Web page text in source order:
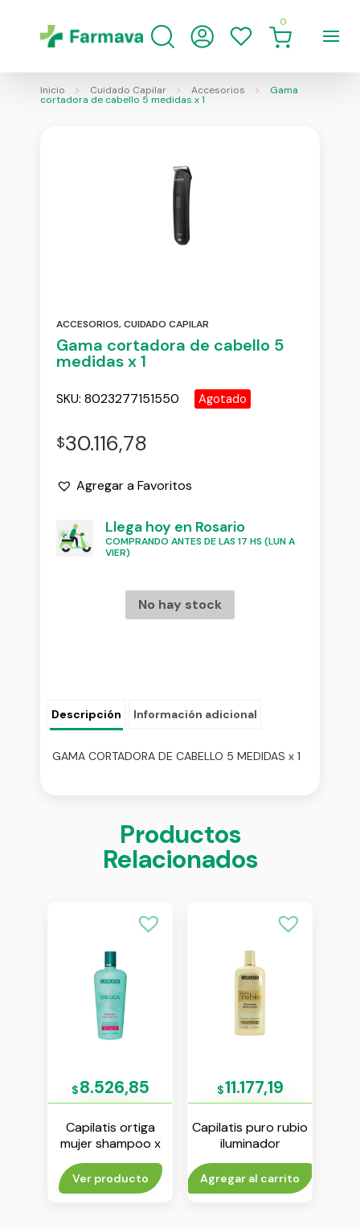
0
Inicio Cuidado Capilar Accesorios Gama
cortadora de cabello 5 medidas x 1
ACCESORIOS,CUIDADO CAPILAR
Gama cortadora de cabello 5
medidas x 1
SKU: 8023277151550 Agotado
$30.116,78
Agregar a Favoritos
Llega hoy en Rosario
COMPRANDO ANTES DE LAS 17 HS (LUN A
VIER)
No hay stock
Descripción Información adicional
GAMA CORTADORA DE CABELLO 5 MEDIDAS x 1
Productos
Relacionados
$8.526,85
Capilatis ortiga
mujer shampoo x
350 ml
Ver producto
$11.177,19
Capilatis puro rubio
iluminador
shampoo x 420 ml
Agregar al carrito